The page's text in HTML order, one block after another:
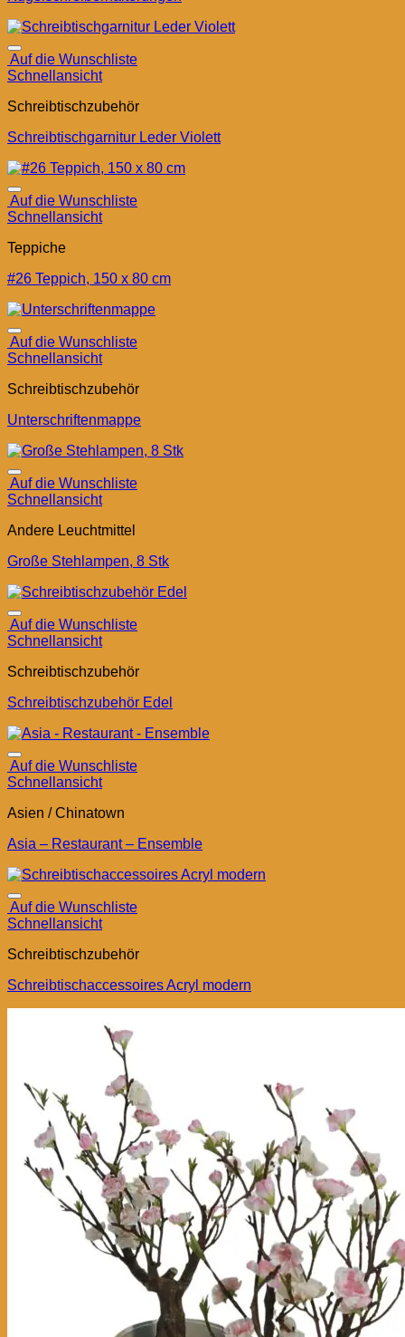
Auf die Wunschliste
Schnellansicht
Schreibtischzubehör
Schreibtischgarnitur Leder Violett
Auf die Wunschliste
Schnellansicht
Teppiche
#26 Teppich, 150 x 80 cm
Auf die Wunschliste
Schnellansicht
Schreibtischzubehör
Unterschriftenmappe
Auf die Wunschliste
Schnellansicht
Andere Leuchtmittel
Große Stehlampen, 8 Stk
Auf die Wunschliste
Schnellansicht
Schreibtischzubehör
Schreibtischzubehör Edel
Auf die Wunschliste
Schnellansicht
Asien / Chinatown
Asia – Restaurant – Ensemble
Auf die Wunschliste
Schnellansicht
Schreibtischzubehör
Schreibtischaccessoires Acryl modern